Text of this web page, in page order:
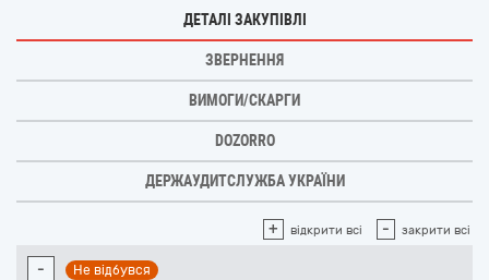
ДЕТАЛІ ЗАКУПІВЛІ
ЗВЕРНЕННЯ
ВИМОГИ/СКАРГИ
DOZORRO
ДЕРЖАУДИТСЛУЖБА УКРАЇНИ
+ відкрити всі - закрити всі
- Не відбувся